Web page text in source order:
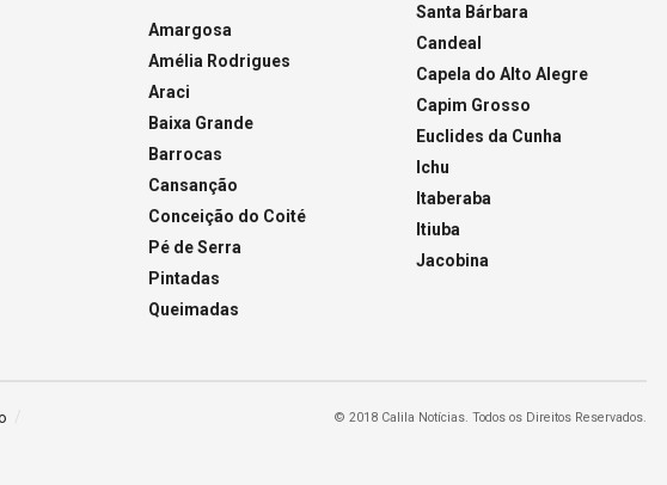
Amargosa
Amélia Rodrigues
Araci
Baixa Grande
Barrocas
Cansanção
Conceição do Coité
Pé de Serra
Pintadas
Queimadas
Santa Bárbara
Candeal
Capela do Alto Alegre
Capim Grosso
Euclides da Cunha
Ichu
Itaberaba
Itiuba
Jacobina
© 2018 Calila Notícias. Todos os Direitos Reservados.